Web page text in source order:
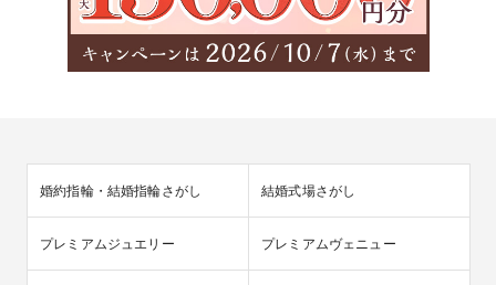
婚約指輪・結婚指輪さがし 結婚式場さがし
プレミアムジュエリー プレミアムヴェニュー